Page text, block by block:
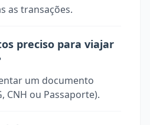
as transações.
preciso para viajar
um documento
CNH ou Passaporte).